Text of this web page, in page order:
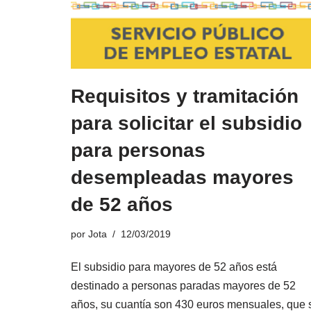
Requisitos y tramitación
para solicitar el subsidio
para personas
desempleadas mayores
de 52 años
por Jota 12/03/2019
El subsidio para mayores de 52 años está
destinado a personas paradas mayores de 52
años, su cuantía son 430 euros mensuales, que